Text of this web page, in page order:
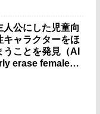
人公にした児童向
キャラクターをほ
ことを発見（AI
erase female
they write